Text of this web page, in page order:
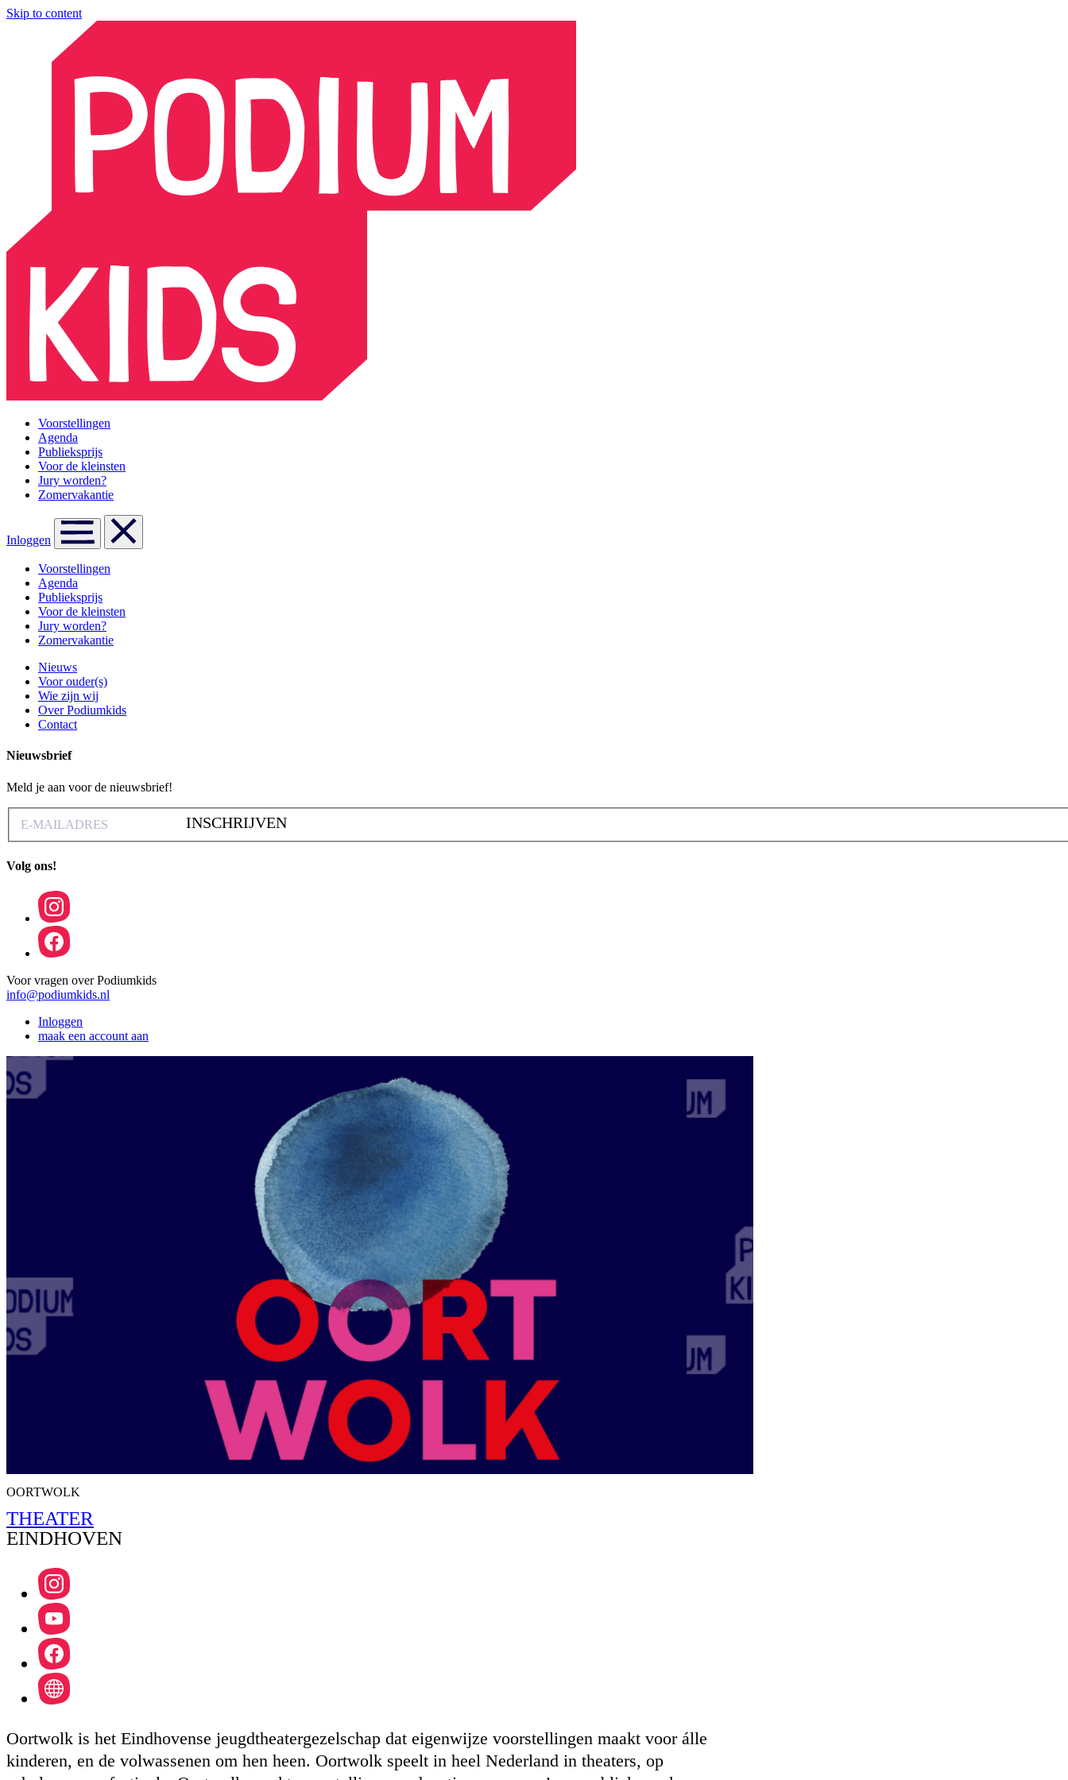
Skip to content
Voorstellingen
Agenda
Publieksprijs
Voor de kleinsten
Jury worden?
Zomervakantie
Inloggen
Voorstellingen
Agenda
Publieksprijs
Voor de kleinsten
Jury worden?
Zomervakantie
Nieuws
Voor ouder(s)
Wie zijn wij
Over Podiumkids
Contact
Nieuwsbrief
Meld je aan voor de nieuwsbrief!
INSCHRIJVEN
Volg ons!
Voor vragen over Podiumkids
info@podiumkids.nl
Inloggen
maak een account aan
OORTWOLK
THEATER
EINDHOVEN
Oortwolk is het Eindhovense jeugdtheatergezelschap dat eigenwijze voorstellingen maakt voor álle
kinderen, en de volwassenen om hen heen. Oortwolk speelt in heel Nederland in theaters, op